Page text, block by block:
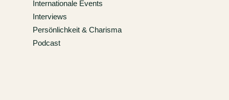
Internationale Events
Interviews
Persönlichkeit & Charisma
Podcast